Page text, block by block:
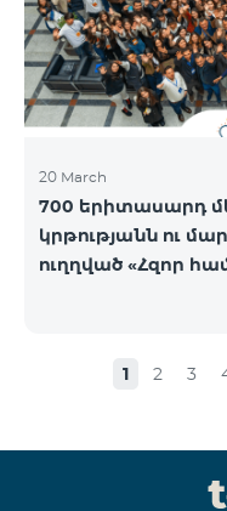
20 March
700 երիտասարդ
կրթությանն ու
ուղղված «Հզոր
1 2 3